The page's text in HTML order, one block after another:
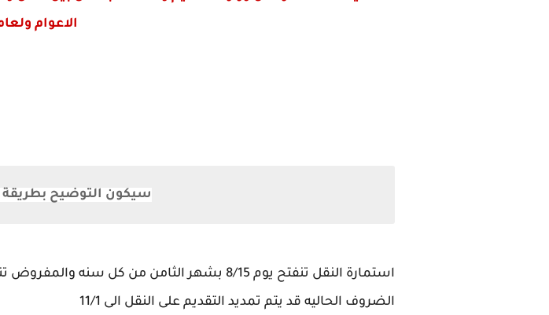
الاعوام ولعام
سيكون التوضيح
الضروف الحاليه قد يتم تمديد التقديم على النقل الى 11/1